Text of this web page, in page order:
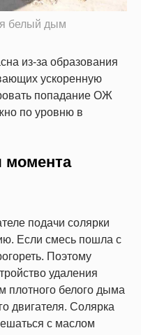
белый дым
из-за образования
ускоренную
попадание ОЖ
по уровню в
момента
подачи солярки
Если смесь пошла с
Поэтому
удаления
плотного белого дыма
двигателя. Солярка
с маслом